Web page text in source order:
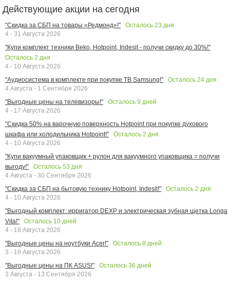
Действующие акции на сегодня
"Скидка за СБП на товары «Редмонд»!" Осталось 23 дня
4 - 31 Августа 2026
"Купи комплект техники Beko, Hotpoint, Indesit - получи скидку до 30%!"
Осталось 2 дня
4 - 10 Августа 2026
"Аудиосистема в комплекте при покупке ТВ Samsung!"
Осталось 24 дня
4 Августа - 1 Сентября 2026
"Выгодные цены на телевизоры!"
Осталось 9 дней
4 - 17 Августа 2026
"Скидка 50% на варочную поверхность Hotpoint при покупке духового
шкафа или холодильника Hotpoint!"
Осталось 2 дня
4 - 10 Августа 2026
"Купи вакуумный упаковщик + рулон для вакуумного упаковщика = получи
выгоду!"
Осталось 53 дня
4 Августа - 30 Сентября 2026
"Скидка за СБП на бытовую технику Hotpoint, Indesit!"
Осталось 2 дня
4 - 10 Августа 2026
"Выгодный комплект: ирригатор DEXP и электрическая зубная щетка Longa
Vita!"
Осталось 10 дней
4 - 18 Августа 2026
"Выгодные цены на ноутбуки Acer!"
Осталось 8 дней
3 - 16 Августа 2026
"Выгодные цены на ПК ASUS!"
Осталось 36 дней
3 Августа - 13 Сентября 2026